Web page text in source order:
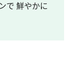
で 鮮やかに